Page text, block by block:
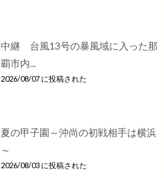
中継 台風13号の暴風域に入った那
覇市内...
2026/08/07 に投稿された
夏の甲子園～沖尚の初戦相手は横浜
～
2026/08/03 に投稿された